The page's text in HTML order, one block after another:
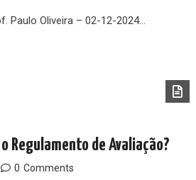
Paulo Oliveira – 02-12-2024…
o Regulamento de Avaliação?
0 Comments